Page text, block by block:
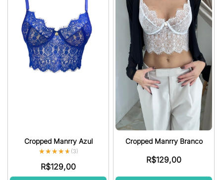
Cropped Manrry Azul
★★★★★
★★★★★ (3)
R$129,00
Cropped Manrry Branco
R$129,00